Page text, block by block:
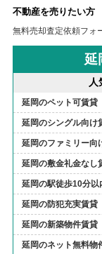
不動産を売りたい方
無料売却査定依頼フォ
延
人
延岡のペット可賃貸
延岡のシングル向け
延岡のファミリー向
延岡の敷金礼金なし
延岡の駅徒歩10分以
延岡の防犯充実賃貸
延岡の新築物件賃貸
延岡のネット無料物